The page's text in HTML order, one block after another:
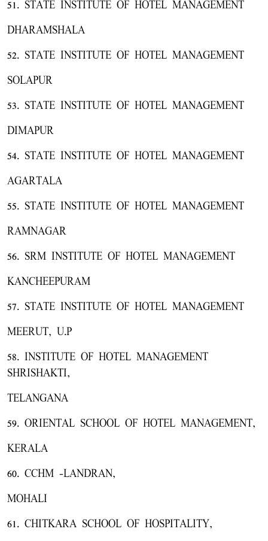
51. STATE INSTITUTE OF HOTEL MANAGEMENT
DHARAMSHALA
52. STATE INSTITUTE OF HOTEL MANAGEMENT
SOLAPUR
53. STATE INSTITUTE OF HOTEL MANAGEMENT
DIMAPUR
54. STATE INSTITUTE OF HOTEL MANAGEMENT
AGARTALA
55. STATE INSTITUTE OF HOTEL MANAGEMENT
RAMNAGAR
56. SRM INSTITUTE OF HOTEL MANAGEMENT
KANCHEEPURAM
57. STATE INSTITUTE OF HOTEL MANAGEMENT
MEERUT, U.P
58. INSTITUTE OF HOTEL MANAGEMENT
SHRISHAKTI,
TELANGANA
59. ORIENTAL SCHOOL OF HOTEL MANAGEMENT,
KERALA
60. CCHM -LANDRAN,
MOHALI
61. CHITKARA SCHOOL OF HOSPITALITY,